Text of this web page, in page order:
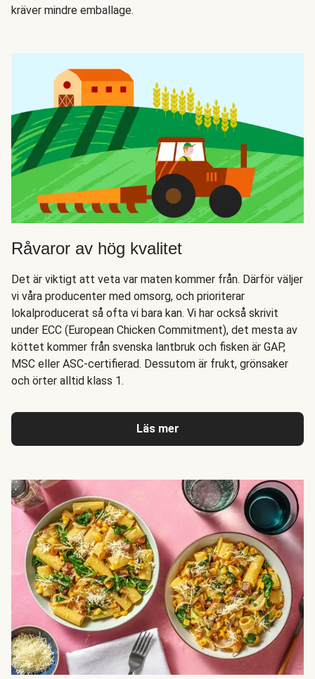
kräver mindre emballage.
Råvaror av hög kvalitet
Det är viktigt att veta var maten kommer från. Därför väljer
vi våra producenter med omsorg, och prioriterar
lokalproducerat så ofta vi bara kan. Vi har också skrivit
under ECC (European Chicken Commitment), det mesta av
köttet kommer från svenska lantbruk och fisken är GAP,
MSC eller ASC-certifierad. Dessutom är frukt, grönsaker
och örter alltid klass 1.
Läs mer